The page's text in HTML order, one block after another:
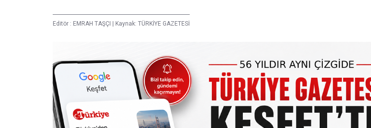
Editör : EMRAH TAŞÇI | Kaynak: TÜRKİYE GAZETESİ